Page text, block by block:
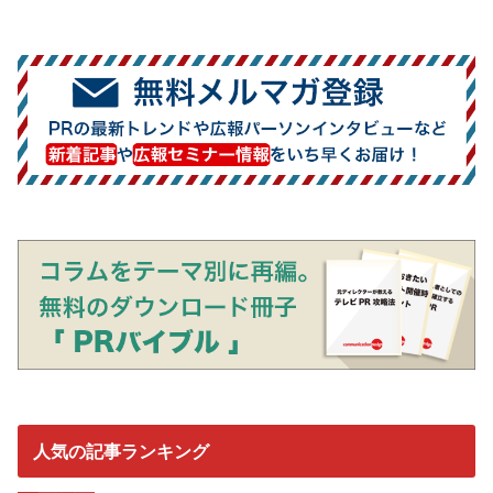
人気の記事ランキング